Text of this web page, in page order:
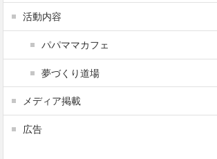
活動内容
パパママカフェ
夢づくり道場
メディア掲載
広告